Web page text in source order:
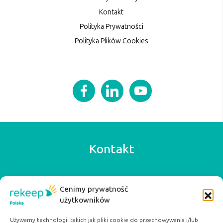
Cenimy prywatność
użytkowników
Używamy technologii takich jak pliki cookie do przechowywania i/lub
Kontakt
Polityka Prywatności
Polityka Plików Cookies
Kontakt
+48 42 640 57 77
ul. Ogrodowa 15a